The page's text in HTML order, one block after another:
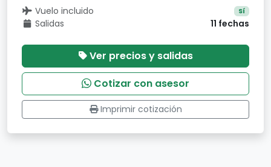
Vuelo incluido Sí
Salidas 11 fechas
Ver precios y salidas
Cotizar con asesor
Imprimir cotización